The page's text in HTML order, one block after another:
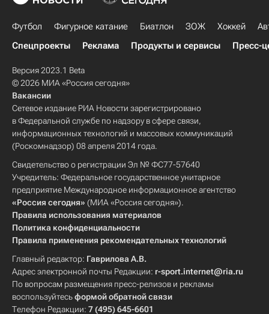
Футбол Фигурное катание Биатлон ЗОЖ Хоккей
Спецпроекты
Реклама Продукты и сервисы Пресс-
Версия 2023.1 Beta
© 2026 МИА «Россия сегодня»
Вакансии
Сетевое издание РИА Новости зарегистрировано
в Федеральной службе по надзору в сфере связи,
информационных технологий и массовых коммуникаций
(Роскомнадзор) 08 апреля 2014 года.
Свидетельство о регистрации Эл № ФС77-57640
Учредитель: Федеральное государственное унитарное
предприятие Международное информационное агентство
«Россия сегодня» (МИА «Россия сегодня»).
Правила использования материалов
Политика конфиденциальности
Правила применения рекомендательных технологий
Главный редактор: Гаврилова А.В.
Адрес электронной почты Редакции: r-sport.internet@ria.ru
По вопросам размещения пресс-релизов и рекламы
воспользуйтесьформой обратной связи
Телефон Редакции: 7 (495) 645-6601